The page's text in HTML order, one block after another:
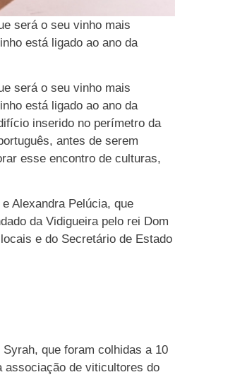
será o seu vinho mais
está ligado ao ano da
será o seu vinho mais
está ligado ao ano da
inserido no perímetro da
antes de serem
esse encontro de culturas,
Alexandra Pelúcia, que
da Vidigueira pelo rei Dom
e do Secretário de Estado
que foram colhidas a 10
associação de viticultores do